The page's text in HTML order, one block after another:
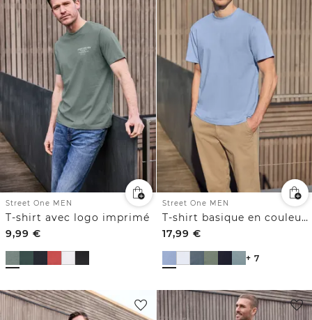
Street One MEN
T-shirt avec logo imprimé
9,99 €
Street One MEN
T-shirt basique en couleur unie
17,99 €
+ 7